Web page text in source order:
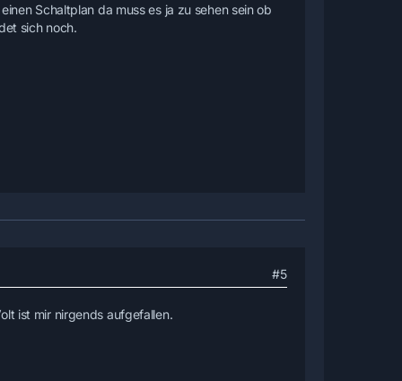
Schaltplan da muss es ja zu sehen sein ob
sich noch.
#5
ist mir nirgends aufgefallen.